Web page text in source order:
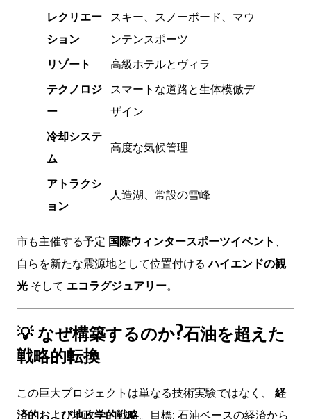
レクリエー
ション
スキー、スノーボード、マウ
ンテンスポーツ
リゾート
高級ホテルとヴィラ
テクノロジ
ー
スマートな道路と生体模倣デ
ザイン
冷却システ
ム
高度な気候管理
アトラクシ
ョン
人造湖、常設の雪峰
市も主催する予定 国際ウィンタースポーツイベント 、
自らを新たな震源地として位置付けるハイエンドの観
光 そして エコラグジュアリー。
💡 なぜ構築するのか?石油を超えた
戦略的転換
この巨大プロジェクトは単なる技術実験ではなく、 経
済的および地政学的戦略。目標: 石油ベースの経済から